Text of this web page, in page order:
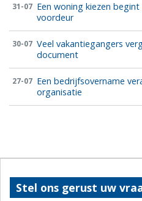
31-07 Een woning kiezen
voordeur
30-07 Veel vakantiegangers
document
27-07 Een bedrijfsovername
organisatie
Stel ons gerust uw